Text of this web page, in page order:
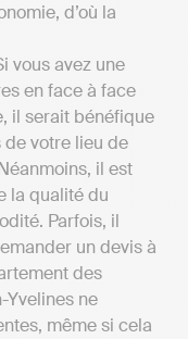
d’où la
vous avez une
en face à face
il serait bénéfique
votre lieu de
il est
la qualité du
Parfois, il
un devis à
des
Yvelines ne
même si cela